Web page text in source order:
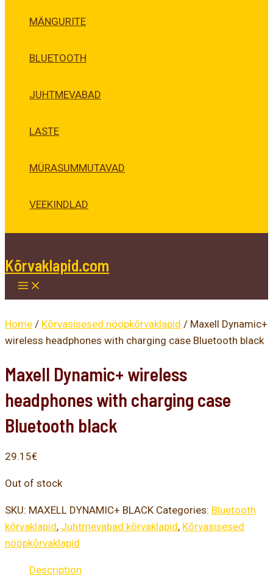
MÄNGURITE
BLUETOOTH
JUHTMEVABAD
LASTE
MÜRASUMMUTAVAD
VEEKINDLAD
Kõrvaklapid.com
Home / Kõrvasisesed nööpkõrvaklapid / Maxell Dynamic+
wireless headphones with charging case Bluetooth black
Maxell Dynamic+ wireless
headphones with charging case
Bluetooth black
29.15€
Out of stock
SKU: MAXELL DYNAMIC+ BLACK Categories: Bluetooth
kõrvaklapid, Juhtmevabad kõrvaklapid, Kõrvasisesed
nööpkõrvaklapid
Description